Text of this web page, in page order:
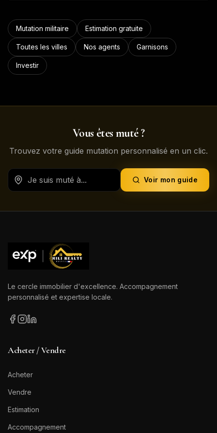
Mutation militaire Estimation gratuite
Toutes les villes Nos agents Garnisons
Investir
Vous êtes muté ?
Trouvez votre guide mutation personnalisé en un clic.
Voir mon guide
Le cercle immobilier d'excellence. Accompagnement
personnalisé et expertise locale.
Acheter / Vendre
Acheter
Vendre
Estimation
Accompagnement